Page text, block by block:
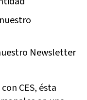
Newsletter
CES, ésta